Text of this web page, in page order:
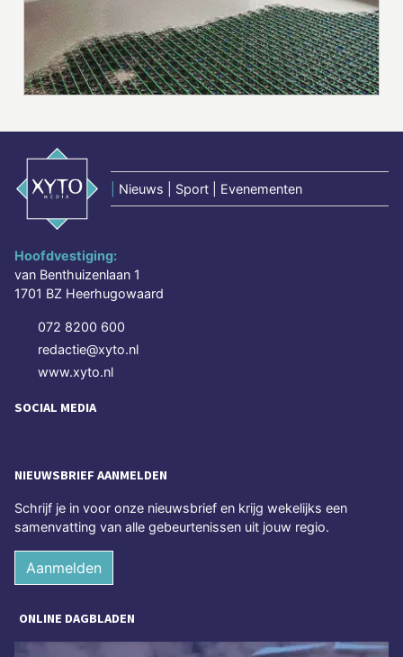
Nieuws | Sport | Evenementen
Hoofdvestiging:
van Benthuizenlaan 1
1701 BZ Heerhugowaard
072 8200 600
redactie@xyto.nl
www.xyto.nl
SOCIAL MEDIA
NIEUWSBRIEF AANMELDEN
Schrijf je in voor onze nieuwsbrief en krijg wekelijks een
samenvatting van alle gebeurtenissen uit jouw regio.
Aanmelden
ONLINE DAGBLADEN